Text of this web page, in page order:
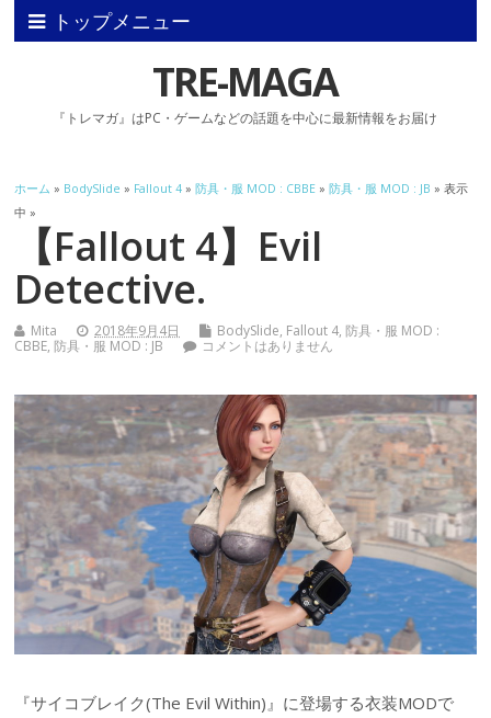
トップメニュー
TRE-MAGA
『トレマガ』はPC・ゲームなどの話題を中心に最新情報をお届け
ホーム » BodySlide » Fallout 4 »防具・服 MOD : CBBE »防具・服 MOD : JB » 表示
中 »
【Fallout 4】Evil
Detective.
Mita 2018年9月4日 BodySlide, Fallout 4,防具・服 MOD :
CBBE,防具・服 MOD : JB コメントはありません
『サイコブレイク(The Evil Within)』に登場する衣装MODで